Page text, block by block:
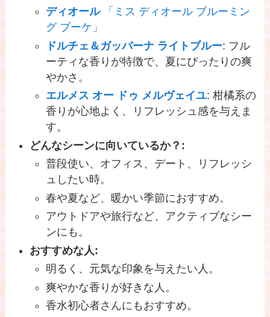
ディオール
「ミス ディオール ブルーミン
グ ブーケ」
ドルチェ＆ガッバーナ ライトブルー: フル
ーティな香りが特徴で、夏にぴったりの爽
やかさ。
エルメス オー ドゥ メルヴェイユ: 柑橘系の
香りが心地よく、リフレッシュ感を与えま
す。
どんなシーンに向いているか？:
普段使い、オフィス、デート、リフレッシ
ュしたい時。
春や夏など、暖かい季節におすすめ。
アウトドアや旅行など、アクティブなシー
ンにも。
おすすめな人:
明るく、元気な印象を与えたい人。
爽やかな香りが好きな人。
香水初心者さんにもおすすめ。